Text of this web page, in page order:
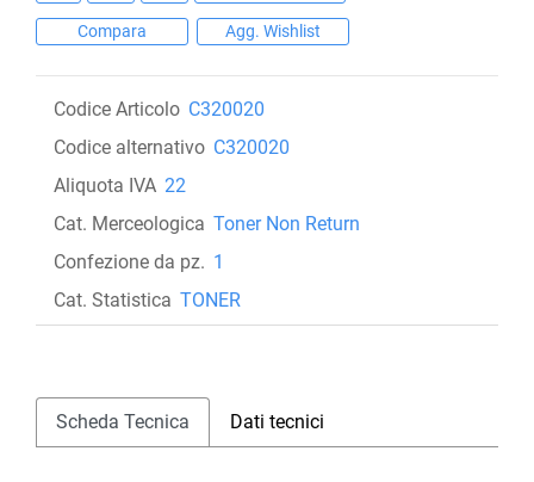
Compara Agg. Wishlist
Codice Articolo C320020
Codice alternativo C320020
Aliquota IVA 22
Cat. Merceologica Toner Non Return
Confezione da pz. 1
Cat. Statistica TONER
Scheda Tecnica Dati tecnici